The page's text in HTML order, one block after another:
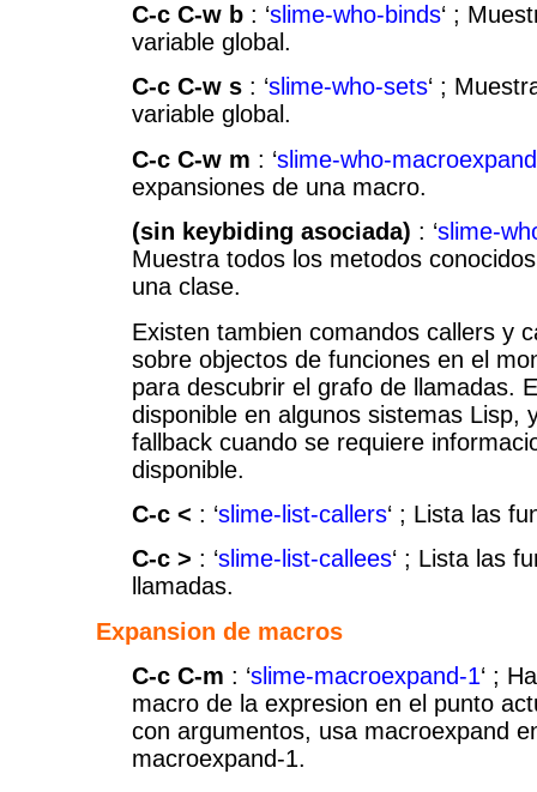
C-c C-w b : ‘slime-who-binds‘ ;
variable global.
C-c C-w s : ‘slime-who-sets‘ ;
variable global.
C-c C-w m : ‘slime-who-
expansiones de una macro.
(sin keybiding asociada) : ‘slime-
Muestra todos los metodos
una clase.
Existen tambien comandos callers y
sobre objectos de funciones en el
para descubrir el grafo de llamadas.
disponible en algunos sistemas Lisp,
fallback cuando se requiere
disponible.
C-c < : ‘slime-list-callers‘ ; Lista las
C-c > : ‘slime-list-callees‘ ; Lista las
llamadas.
Expansion de macros
C-c C-m : ‘slime-macroexpand-1‘ ;
macro de la expresion en el punto
con argumentos, usa macroexpand
macroexpand-1.